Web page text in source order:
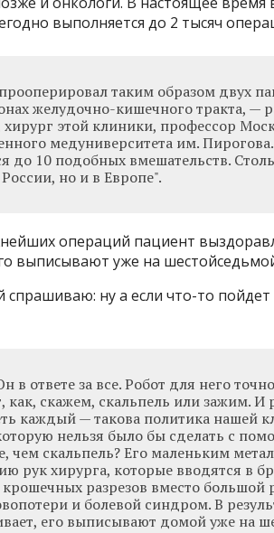
выполняется до 2 тысяч
таким образом двух
желудочно-кишечного тракта, —
этой клиники, профессор
медуниверситета им.
до 10 подобных вмешательств.
но и в Европе".
операций пациент
выписывают уже на
спрашиваю: ну а если что-то
в ответе за все. Робот для него
как, скажем, скальпель или зажим. И
каждый — такова политика нашей
нельзя было бы сделать с
чем скальпель? Его маленьким
рук хирурга, которые вводятся в
крошечных разрезов вместо большой
и болевой синдром. В
его выписывают домой уже на